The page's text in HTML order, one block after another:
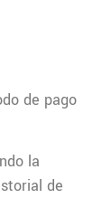
de pago
la
de